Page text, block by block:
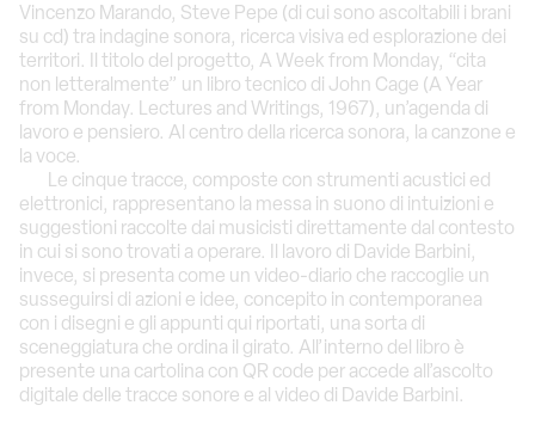
Vincenzo Marando, Steve Pepe (di cui sono ascoltabili i brani
su cd) tra indagine sonora, ricerca visiva ed esplorazione dei
territori. Il titolo del progetto, A Week from Monday, “cita
non letteralmente” un libro tecnico di John Cage (A Year
from Monday. Lectures and Writings, 1967), un’agenda di
lavoro e pensiero. Al centro della ricerca sonora, la canzone e
la voce.
Le cinque tracce, composte con strumenti acustici ed
elettronici, rappresentano la messa in suono di intuizioni e
suggestioni raccolte dai musicisti direttamente dal contesto
in cui si sono trovati a operare. Il lavoro di Davide Barbini,
invece, si presenta come un video-diario che raccoglie un
susseguirsi di azioni e idee, concepito in contemporanea
con i disegni e gli appunti qui riportati, una sorta di
sceneggiatura che ordina il girato. All’interno del libro è
presente una cartolina con QR code per accede all’ascolto
digitale delle tracce sonore e al video di Davide Barbini.